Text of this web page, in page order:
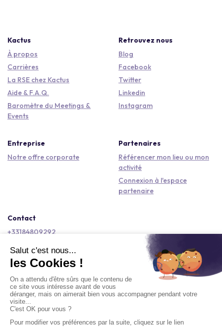
Kactus
À propos
Carrières
La RSE chez Kactus
Aide & F.A.Q.
Baromètre du Meetings &
Events
Retrouvez nous
Blog
Facebook
Twitter
Linkedin
Instagram
Entreprise
Notre offre corporate
Partenaires
Référencer mon lieu ou mon
activité
Connexion à l'espace
partenaire
Contact
+33184809292
Copyright © 2026 Kactus Tous droits réservés
Conditions générales d'utilisation
Mentions légales
Signaler un contenu